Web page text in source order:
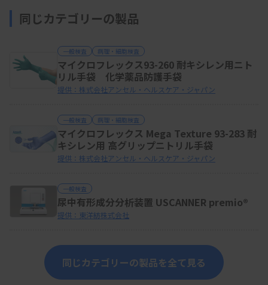
同じカテゴリーの製品
一般検査 病理・細胞検査
マイクロフレックス93-260 耐キシレン用ニト
リル手袋 化学薬品防護手袋
提供：株式会社アンセル・ヘルスケア・ジャパン
一般検査 病理・細胞検査
マイクロフレックス Mega Texture 93-283 耐
キシレン用 高グリップニトリル手袋
提供：株式会社アンセル・ヘルスケア・ジャパン
一般検査
尿中有形成分分析装置 USCANNER premio®
提供：東洋紡株式会社
同じカテゴリーの製品を全て見る